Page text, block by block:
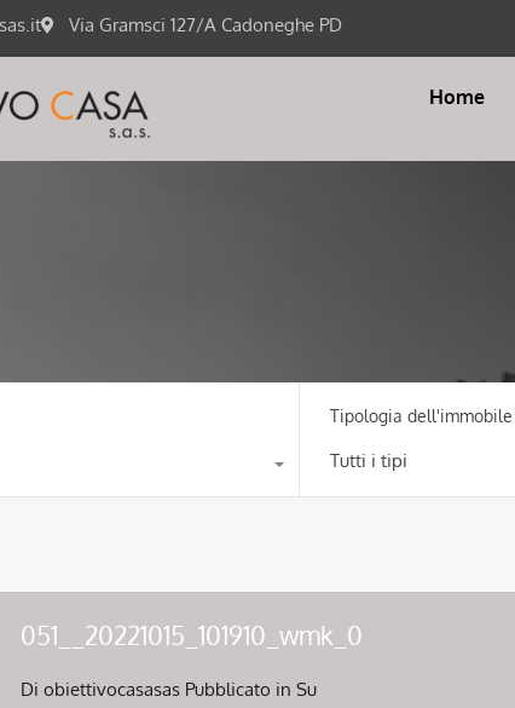
Via Gramsci 127/A Cadoneghe PD
Home
Tipologia dell'immobile
Tutti i tipi
051__20221015_101910_wmk_0
Di obiettivocasasasPubblicato in Su